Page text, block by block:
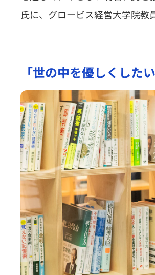
氏に、グロービス経営大学院教
「世の中を優しくした